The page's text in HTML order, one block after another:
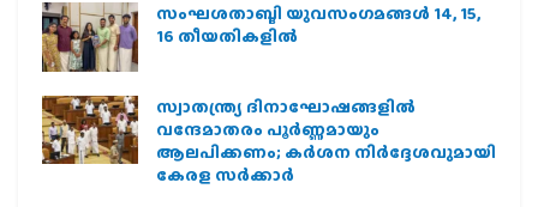
സംഘശതാബ്ദി യുവസംഗമങ്ങള്‍ 14, 15,
16 തീയതികളില്‍
സ്വാതന്ത്ര്യ ദിനാഘോഷങ്ങളിൽ
വന്ദേമാതരം പൂർണ്ണമായും
ആലപിക്കണം; കർശന നിർദ്ദേശവുമായി
കേരള സർക്കാർ